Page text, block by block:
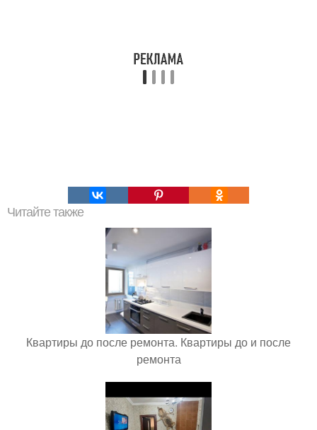
Читайте также
Квартиры до после ремонта. Квартиры до и после
ремонта